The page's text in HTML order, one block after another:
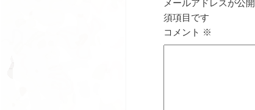
メールアドレスが公
須項目です
コメント ※